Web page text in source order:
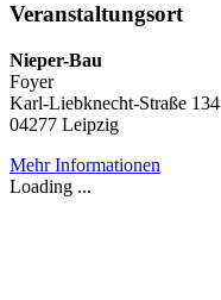
Veranstaltungsort
Nieper-Bau
Foyer
Karl-Liebknecht-Straße 134
04277 Leipzig
Mehr Informationen
Loading ...